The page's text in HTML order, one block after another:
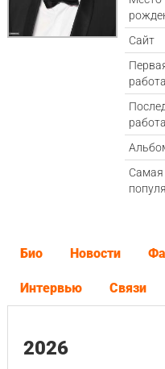
Сайт
работа
работа
Самая
Био Новости
Интервью Связи
2026